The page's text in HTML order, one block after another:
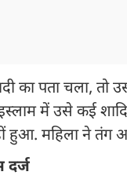
का पता चला, तो
में उसे कई
हुआ. महिला ने